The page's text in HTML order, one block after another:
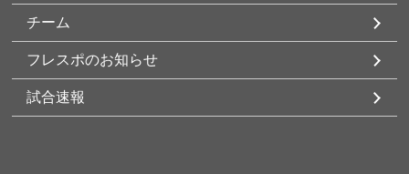
チーム
フレスポのお知らせ
試合速報